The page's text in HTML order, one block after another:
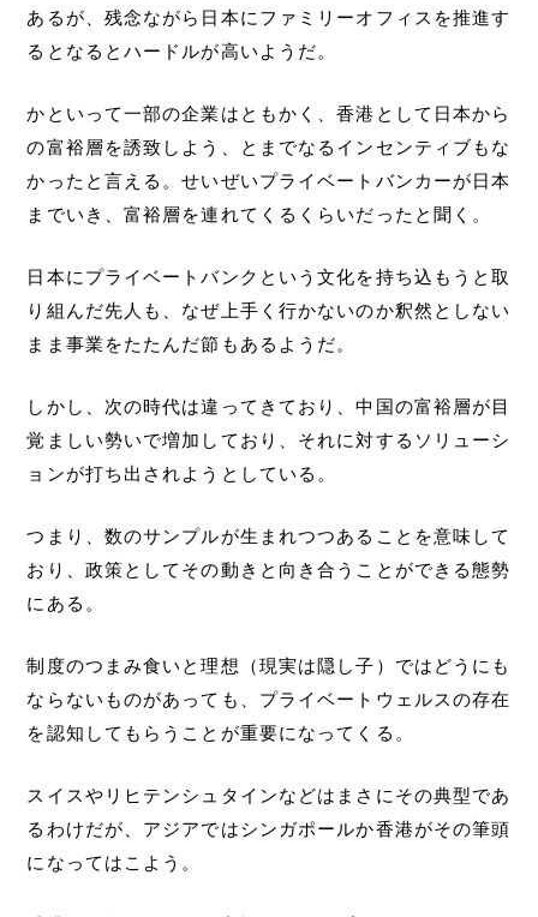
あるが、残念ながら日本にファミリーオフィスを推進す
るとなるとハードルが高いようだ。
かといって一部の企業はともかく、香港として日本から
の富裕層を誘致しよう、とまでなるインセンティブもな
かったと言える。せいぜいプライベートバンカーが日本
までいき、富裕層を連れてくるくらいだったと聞く。
日本にプライベートバンクという文化を持ち込もうと取
り組んだ先人も、なぜ上手く行かないのか釈然としない
まま事業をたたんだ節もあるようだ。
しかし、次の時代は違ってきており、中国の富裕層が目
覚ましい勢いで増加しており、それに対するソリューシ
ョンが打ち出されようとしている。
つまり、数のサンプルが生まれつつあることを意味して
おり、政策としてその動きと向き合うことができる態勢
にある。
制度のつまみ食いと理想（現実は隠し子）ではどうにも
ならないものがあっても、プライベートウェルスの存在
を認知してもらうことが重要になってくる。
スイスやリヒテンシュタインなどはまさにその典型であ
るわけだが、アジアではシンガポールか香港がその筆頭
になってはこよう。